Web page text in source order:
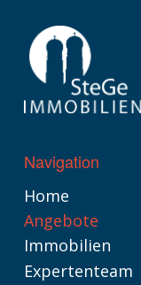
Navigation
Home
Angebote
Immobilien
Expertenteam